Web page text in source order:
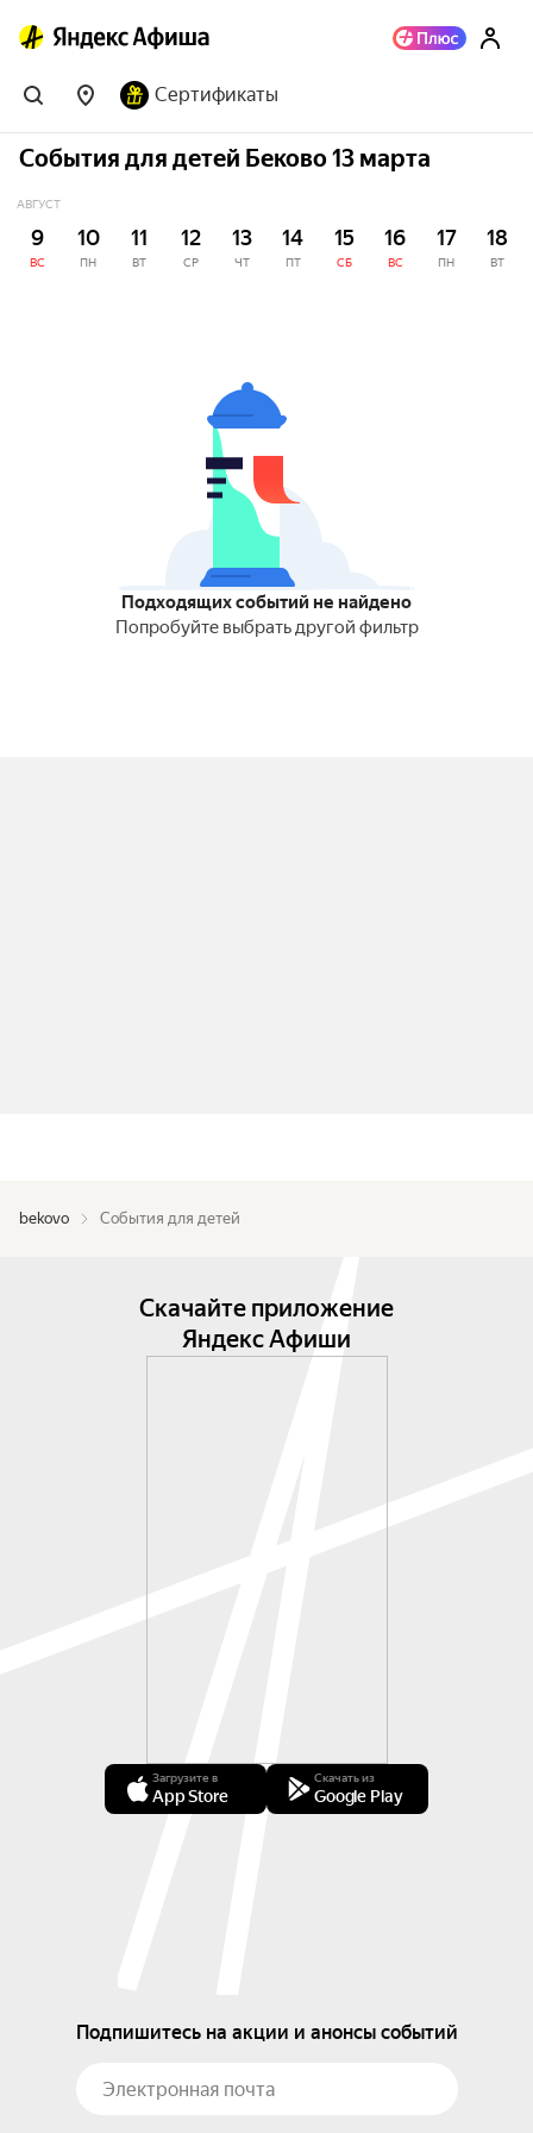
Сертификаты
События для детей Беково 13 марта
АВГУСТ
9
ВС
10
ПН
11
ВТ
12
СР
13
ЧТ
14
ПТ
15
СБ
16
ВС
17
ПН
18
ВТ
Подходящих событий не найдено
Попробуйте выбрать другой фильтр
bekovo События для детей
Скачайте приложение
Яндекс Афиши
Загрузите в
App Store
Скачать из
Google Play
Подпишитесь на акции и анонсы событий